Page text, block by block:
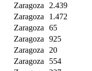
Zaragoza
2.439
Zaragoza
1.472
Zaragoza
65
Zaragoza
925
Zaragoza
20
Zaragoza
554